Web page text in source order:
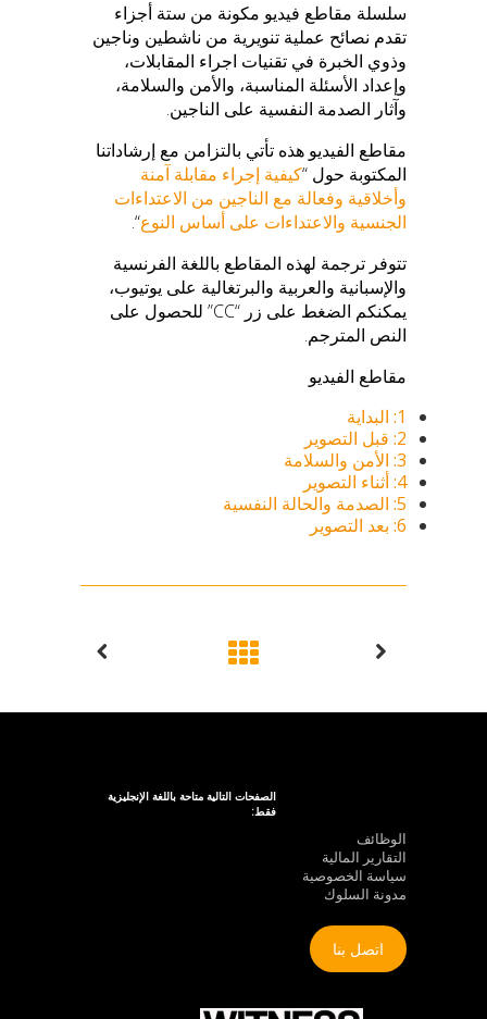
سلسلة مقاطع فيديو مكونة من ستة أجزاء
تقدم نصائح عملية تنويرية من ناشطين وناجين
وذوي الخبرة في تقنيات اجراء المقابلات،
وإعداد الأسئلة المناسبة، والأمن والسلامة،
وآثار الصدمة النفسية على الناجين.
مقاطع الفيديو هذه تأتي بالتزامن مع إرشاداتنا
المكتوبة حول “كيفية إجراء مقابلة آمنة
وأخلاقية وفعالة مع الناجين من الاعتداءات
الجنسية والاعتداءات على أساس النوع“.
تتوفر ترجمة لهذه المقاطع باللغة الفرنسية
والإسبانية والعربية والبرتغالية على يوتيوب،
يمكنكم الضغط على زر “CC” للحصول على
النص المترجم.
مقاطع الفيديو
1: البداية
2: قبل التصوير
3: الأمن والسلامة
4: أثناء التصوير
5: الصدمة والحالة النفسية
6: بعد التصوير
الصفحات التالية متاحة باللغة الإنجليزية
فقط:
الوظائف
التقارير المالية
سياسة الخصوصية
مدونة السلوك
اتصل بنا